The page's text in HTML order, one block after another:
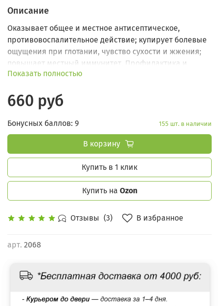
Отзывы (3) В избранное
арт. 2068
Описание
Оказывает общее и местное антисептическое,
противовоспалительное действие; купирует болевые
ощущения при глотании, чувство сухости и жжения;
повышает местный иммунитет. Профилактика и
коррекция при стоматитах, тонзиллитах, ларингитах.
Показать полностью
660 руб
Бонусных баллов: 9 155 шт. в наличии
В корзину
Купить в 1 клик
Купить на Ozon